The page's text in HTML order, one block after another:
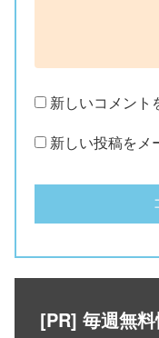
新しいコメント
新しい投稿をメ
[PR] 毎週無